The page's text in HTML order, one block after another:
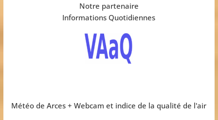
Notre partenaire
Informations Quotidiennes
Météo de Arces + Webcam et indice de la qualité de l'air